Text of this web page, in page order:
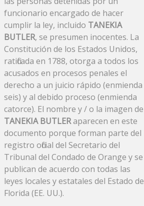
funcionario encargado de hacer
cumplir la ley, incluido TANEKIA
BUTLER, se presumen inocentes. La
Constitución de los Estados Unidos,
ratificada en 1788, otorga a todos los
acusados ​​en procesos penales el
derecho a un juicio rápido (enmienda
seis) y al debido proceso (enmienda
catorce). El nombre y / o la imagen de
TANEKIA BUTLERaparecen en este
documento porque forman parte del
registro oficial del Secretario del
Tribunal del Condado de Orange y se
publican de acuerdo con todas las
leyes locales y estatales del Estado de
Florida (EE. UU.).